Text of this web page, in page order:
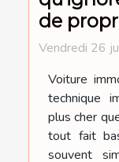
de
Vendredi 26
Voiture
technique
plus cher
tout fait
souvent